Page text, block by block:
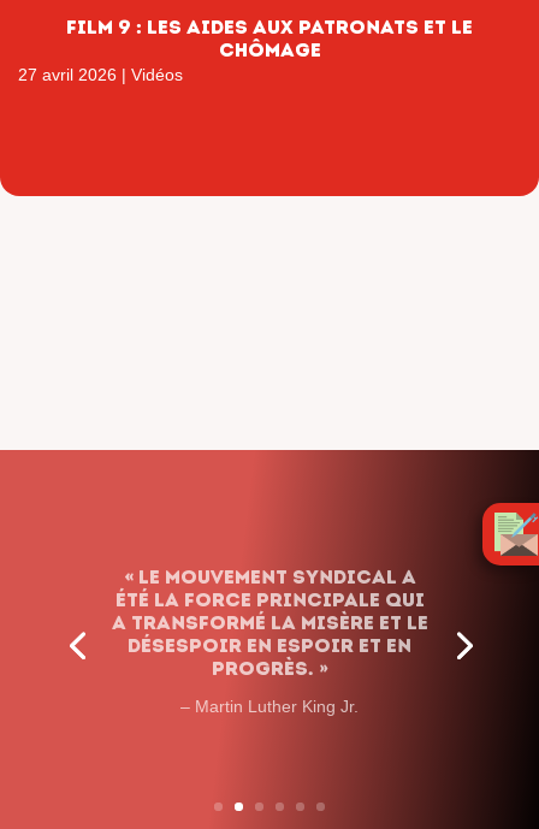
film 9 : les aides aux patronats et le
chômage
27 avril 2026 | Vidéos